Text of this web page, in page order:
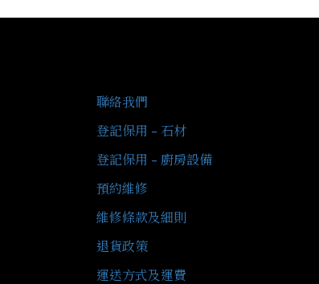
聯絡我們
登記保用 - 石材
登記保用 - 廚房設備
預約維修
維修條款及細則
退貨政策
運送方式及運費